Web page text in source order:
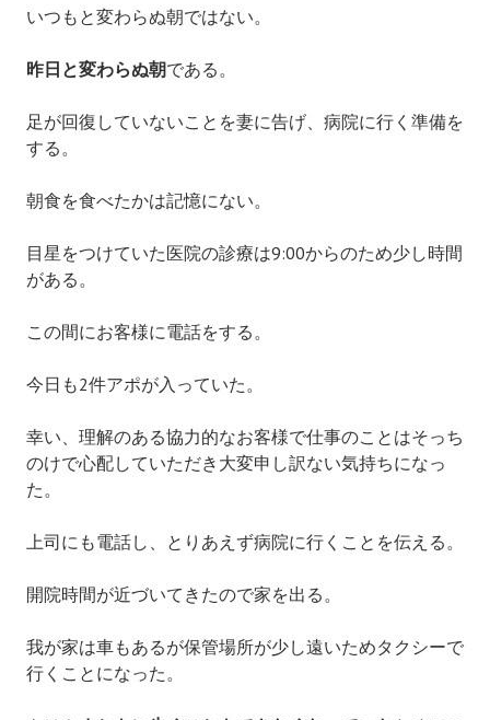
いつもと変わらぬ朝ではない。
昨日と変わらぬ朝である。
足が回復していないことを妻に告げ、病院に行く準備を
する。
朝食を食べたかは記憶にない。
目星をつけていた医院の診療は9:00からのため少し時間
がある。
この間にお客様に電話をする。
今日も2件アポが入っていた。
幸い、理解のある協力的なお客様で仕事のことはそっち
のけで心配していただき大変申し訳ない気持ちになっ
た。
上司にも電話し、とりあえず病院に行くことを伝える。
開院時間が近づいてきたので家を出る。
我が家は車もあるが保管場所が少し遠いためタクシーで
行くことになった。